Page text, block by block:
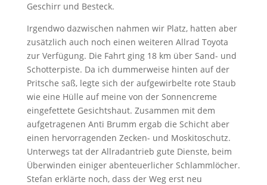
Geschirr und Besteck.
Irgendwo dazwischen nahmen wir Platz, hatten aber
zusätzlich auch noch einen weiteren Allrad Toyota
zur Verfügung. Die Fahrt ging 18 km über Sand- und
Schotterpiste. Da ich dummerweise hinten auf der
Pritsche saß, legte sich der aufgewirbelte rote Staub
wie eine Hülle auf meine von der Sonnencreme
eingefettete Gesichtshaut. Zusammen mit dem
aufgetragenen Anti Brumm ergab die Schicht aber
einen hervorragenden Zecken- und Moskitoschutz.
Unterwegs tat der Allradantrieb gute Dienste, beim
Überwinden einiger abenteuerlicher Schlammlöcher.
Stefan erklärte noch, dass der Weg erst neu